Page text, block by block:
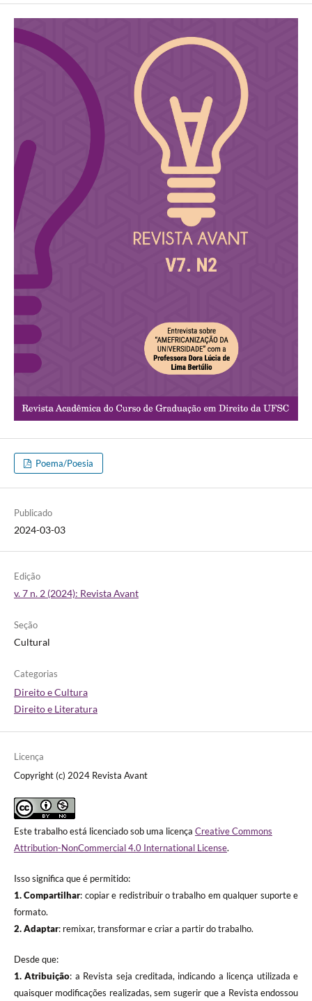
Poema/Poesia
Publicado
2024-03-03
Edição
v. 7 n. 2 (2024): Revista Avant
Seção
Cultural
Categorias
Direito e Cultura
Direito e Literatura
Licença
Copyright (c) 2024 Revista Avant
Este trabalho está licenciado sob uma licença Creative Commons
Attribution-NonCommercial 4.0 International License.
Isso significa que é permitido:
1. Compartilhar: copiar e redistribuir o trabalho em qualquer suporte e
formato.
2. Adaptar: remixar, transformar e criar a partir do trabalho.
Desde que:
1. Atribuição: a Revista seja creditada, indicando a licença utilizada e
quaisquer modificações realizadas, sem sugerir que a Revista endossou